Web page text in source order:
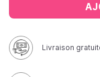
Livraison